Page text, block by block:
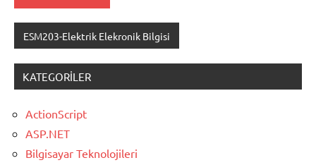
ESM203-Elektrik Elekronik Bilgisi
KATEGORILER
ActionScript
ASP.NET
Bilgisayar Teknolojileri